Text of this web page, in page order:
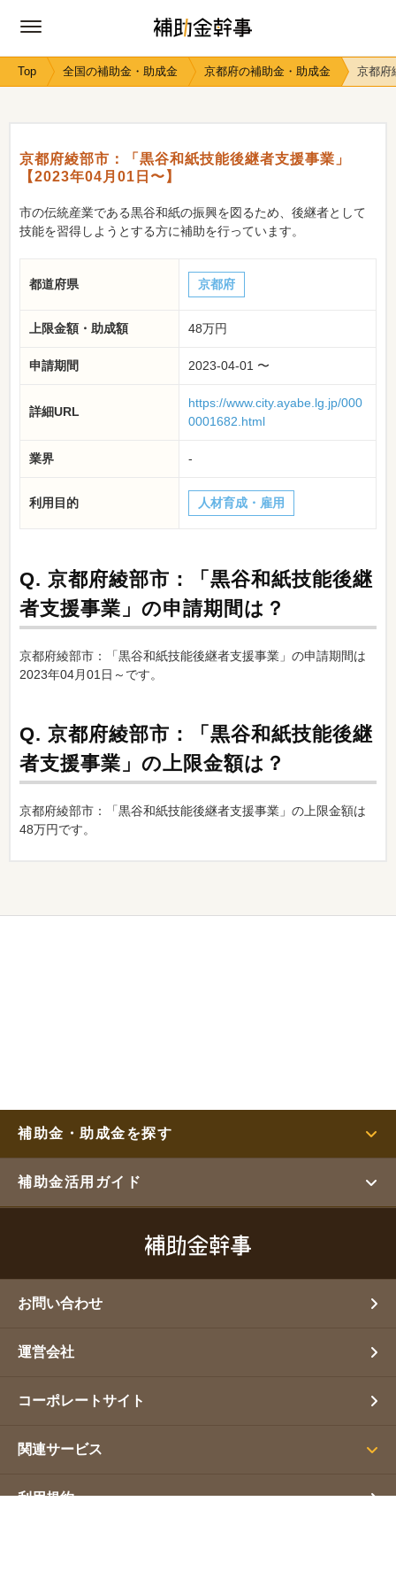
Top 全国の補助金・助成金 京都府の補助金・助成金 京都府
京都府綾部市：「黒谷和紙技能後継者支援事業」
【2023年04月01日〜】
市の伝統産業である黒谷和紙の振興を図るため、後継者として
技能を習得しようとする方に補助を行っています。
都道府県 京都府
上限金額・助成額 48万円
申請期間 2023-04-01 〜
詳細URL
https://www.city.ayabe.lg.jp/000
0001682.html
業界 -
利用目的 人材育成・雇用
Q. 京都府綾部市：「黒谷和紙技能後継
者支援事業」の申請期間は？
京都府綾部市：「黒谷和紙技能後継者支援事業」の申請期間は
2023年04月01日～です。
Q. 京都府綾部市：「黒谷和紙技能後継
者支援事業」の上限金額は？
京都府綾部市：「黒谷和紙技能後継者支援事業」の上限金額は
48万円です。
補助金・助成金を探す
補助金活用ガイド
お問い合わせ
運営会社
コーポレートサイト
関連サービス
利用規約